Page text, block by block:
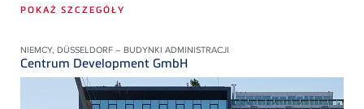
POKAŻ SZCZEGÓŁY
NIEMCY, DÜSSELDORF – BUDYNKI ADMINISTRACJI
Centrum Development GmbH